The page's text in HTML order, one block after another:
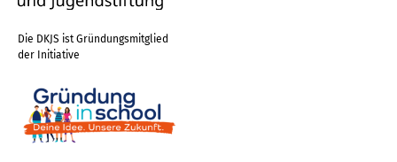
Die DKJS ist Gründungsmitglied
der Initiative